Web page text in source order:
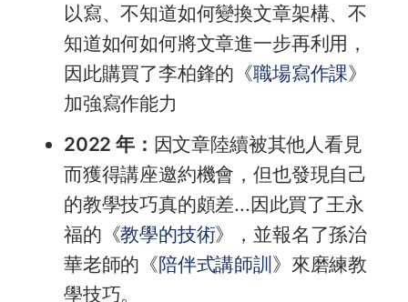
以寫、不知道如何變換文章架構、不
知道如何如何將文章進一步再利用，
因此購買了李柏鋒的《職場寫作課》
加強寫作能力
2022 年： 因文章陸續被其他人看見
而獲得講座邀約機會，但也發現自己
的教學技巧真的頗差...因此買了王永
福的《教學的技術》，並報名了孫治
華老師的《陪伴式講師訓 》來磨練教
學技巧。